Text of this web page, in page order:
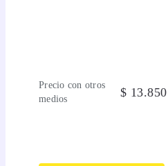
Precio con otros
medios
$ 13.850